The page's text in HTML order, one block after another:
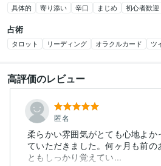
具体的 寄り添い 辛口 まじめ 初心者歓迎
占術
タロット リーディング オラクルカード ツ
高評価のレビュー
匿名
柔らかい雰囲気がとても心地よ
ていただきました。何ヶ月も前の
ともしっかり覚えてい...